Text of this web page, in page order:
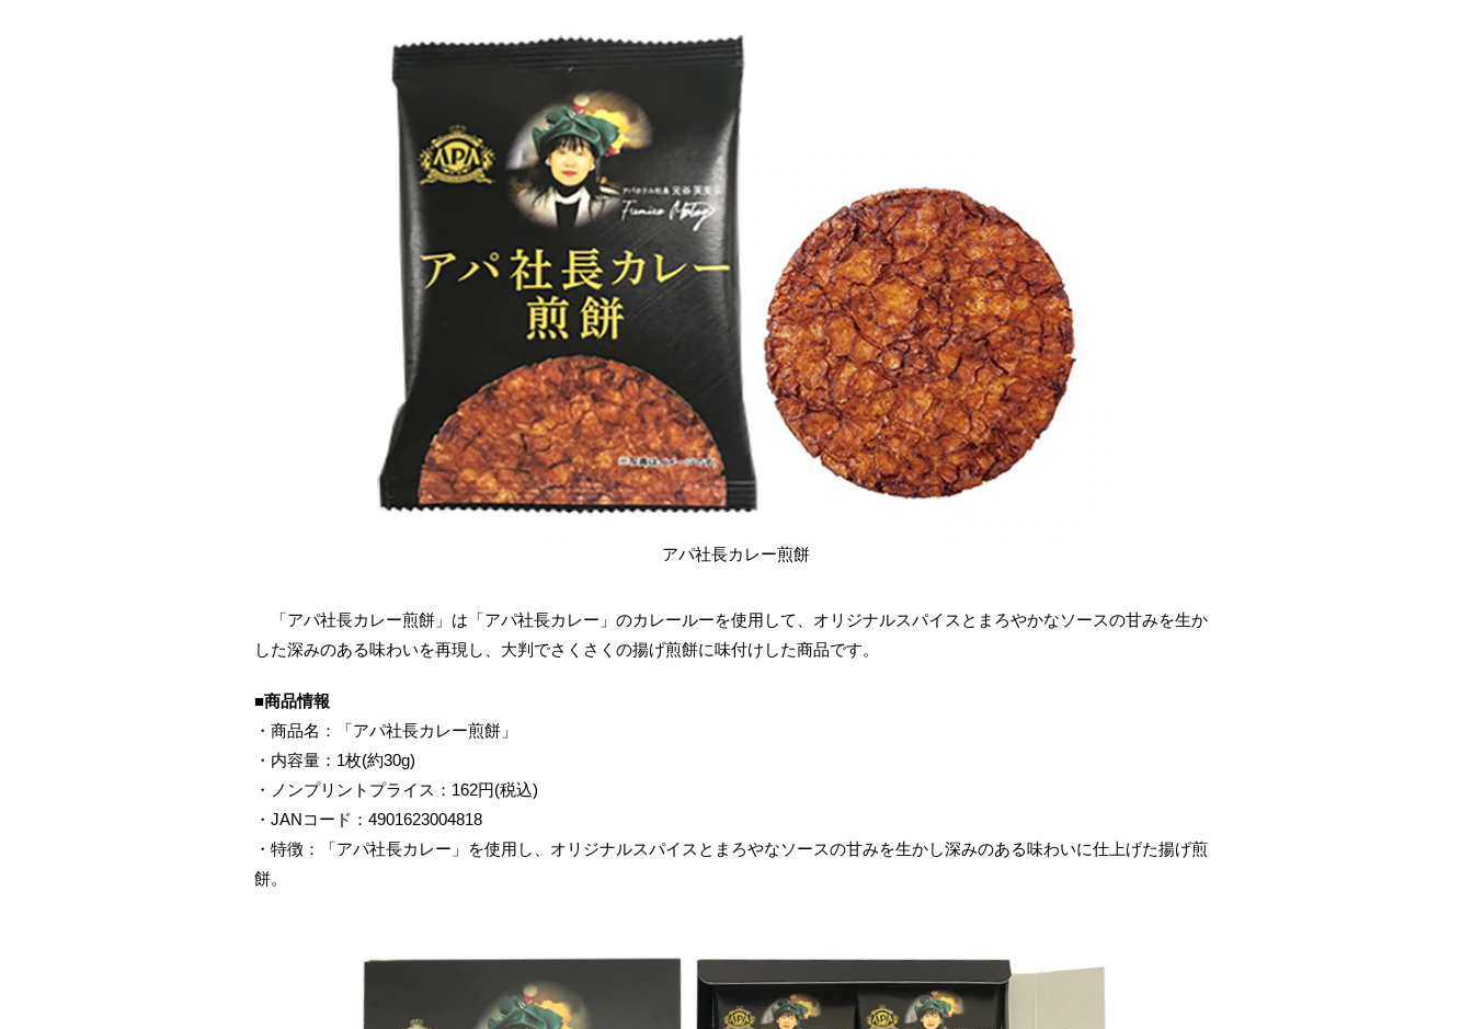
アパ社長カレー煎餅
「アパ社長カレー煎餅」は「アパ社長カレー」のカレールーを使用して、オリジナルスパイスとまろやかなソースの甘みを生か
した深みのある味わいを再現し、大判でさくさくの揚げ煎餅に味付けした商品です。
■商品情報
・商品名：「アパ社長カレー煎餅」
・内容量：1枚(約30g)
・ノンプリントプライス：162円(税込)
・JANコード：4901623004818
・特徴：「アパ社長カレー」を使用し、オリジナルスパイスとまろやなソースの甘みを生かし深みのある味わいに仕上げた揚げ煎
餅。